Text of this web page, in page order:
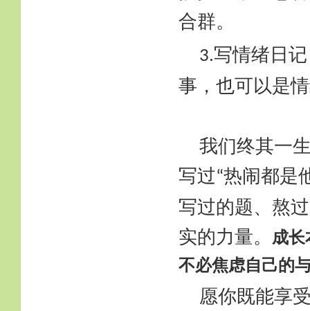
合群。
3.写情绪日
事，也可以是
我们终其一
写过“热闹都是
写过的题、熬
实的力量。
成
不必焦虑自己的
愿你既能享